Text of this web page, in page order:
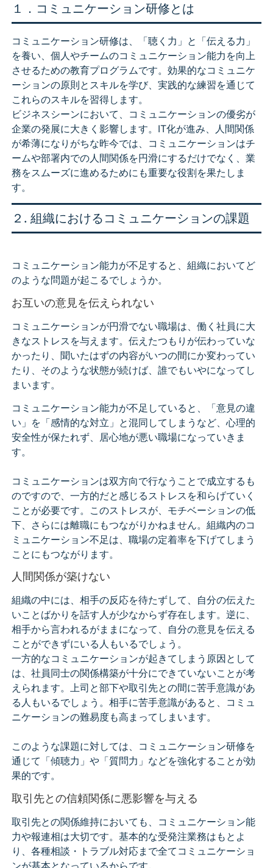
１．コミュニケーション研修とは
コミュニケーション研修は、「聴く力」と「伝える力」
を養い、個人やチームのコミュニケーション能力を向上
させるための教育プログラムです。効果的なコミュニケ
ーションの原則とスキルを学び、実践的な練習を通じて
これらのスキルを習得します。
ビジネスシーンにおいて、コミュニケーションの優劣が
企業の発展に大きく影響します。IT化が進み、人間関係
が希薄になりがちな昨今では、コミュニケーションはチ
ームや部署内での人間関係を円滑にするだけでなく、業
務をスムーズに進めるためにも重要な役割を果たしま
す。
２. 組織におけるコミュニケーションの課題
コミュニケーション能力が不足すると、組織においてど
のような問題が起こるでしょうか。
お互いの意見を伝えられない
コミュニケーションが円滑でない職場は、働く社員に大
きなストレスを与えます。伝えたつもりが伝わっていな
かったり、聞いたはずの内容がいつの間にか変わってい
たり、そのような状態が続けば、誰でもいやになってし
まいます。
コミュニケーション能力が不足していると、「意見の違
い」を「感情的な対立」と混同してしまうなど、心理的
安全性が保たれず、居心地が悪い職場になっていきま
す。
コミュニケーションは双方向で行なうことで成立するも
のですので、一方的だと感じるストレスを和らげていく
ことが必要です。このストレスが、モチベーションの低
下、さらには離職にもつながりかねません。組織内のコ
ミュニケーション不足は、職場の定着率を下げてしまう
ことにもつながります。
人間関係が築けない
組織の中には、相手の反応を待たずして、自分の伝えた
いことばかりを話す人が少なからず存在します。逆に、
相手から言われるがままになって、自分の意見を伝える
ことができずにいる人もいるでしょう。
一方的なコミュニケーションが起きてしまう原因として
は、社員同士の関係構築が十分にできていないことが考
えられます。上司と部下や取引先との間に苦手意識があ
る人もいるでしょう。相手に苦手意識があると、コミュ
ニケーションの難易度も高まってしまいます。
このような課題に対しては、コミュニケーション研修を
通じて「傾聴力」や「質問力」などを強化することが効
果的です。
取引先との信頼関係に悪影響を与える
取引先との関係維持においても、コミュニケーション能
力や報連相は大切です。基本的な受発注業務はもとよ
り、各種相談・トラブル対応まで全てコミュニケーショ
ンが基本となっているからです。